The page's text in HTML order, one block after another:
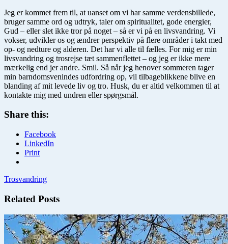
Jeg er kommet frem til, at uanset om vi har samme verdensbillede,
bruger samme ord og udtryk, taler om spiritualitet, gode energier,
Gud – eller slet ikke tror på noget – så er vi på en livsvandring. Vi
vokser, udvikler os og ændrer perspektiv på flere områder i takt med
op- og nedture og alderen. Det har vi alle til fælles. For mig er min
livsvandring og trosrejse tæt sammenflettet – og jeg er ikke mere
mærkelig end jer andre. Smil. Så når jeg henover sommeren tager
min barndomsvenindes udfordring op, vil tilbageblikkene blive en
blanding af mit levede liv og tro. Husk, du er altid velkommen til at
kontakte mig med undren eller spørgsmål.
Share this:
Facebook
LinkedIn
Print
Trosvandring
Related Posts